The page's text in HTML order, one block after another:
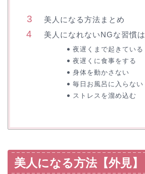
美人になる方法まとめ
美人になれないNGな習慣は
夜遅くまで起きている
夜遅くに食事をする
身体を動かさない
毎日お風呂に入らない
ストレスを溜め込む
美人になる方法【外見】